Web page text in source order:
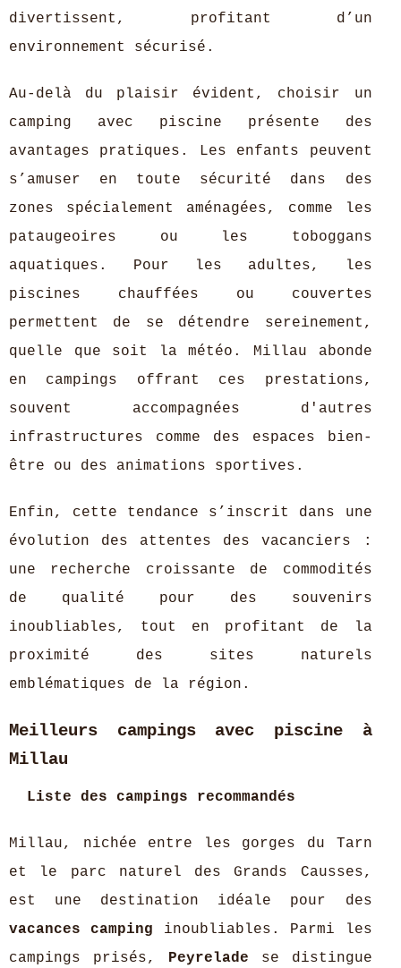
divertissent, profitant d’un
environnement sécurisé.
Au-delà du plaisir évident, choisir un
camping avec piscine présente des
avantages pratiques. Les enfants peuvent
s’amuser en toute sécurité dans des
zones spécialement aménagées, comme les
pataugeoires ou les toboggans
aquatiques. Pour les adultes, les
piscines chauffées ou couvertes
permettent de se détendre sereinement,
quelle que soit la météo. Millau abonde
en campings offrant ces prestations,
souvent accompagnées d'autres
infrastructures comme des espaces bien-
être ou des animations sportives.
Enfin, cette tendance s’inscrit dans une
évolution des attentes des vacanciers :
une recherche croissante de commodités
de qualité pour des souvenirs
inoubliables, tout en profitant de la
proximité des sites naturels
emblématiques de la région.
Meilleurs campings avec piscine à
Millau
Liste des campings recommandés
Millau, nichée entre les gorges du Tarn
et le parc naturel des Grands Causses,
est une destination idéale pour des
vacances camping inoubliables. Parmi les
campings prisés, Peyrelade se distingue